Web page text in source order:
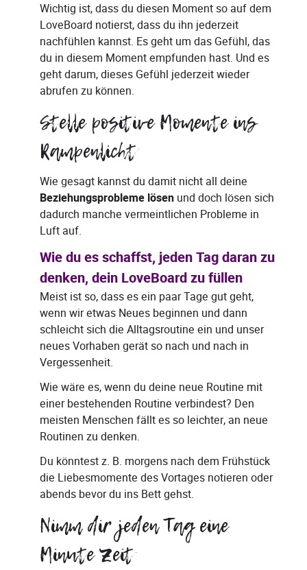
Wichtig ist, dass du diesen Moment so auf dem
LoveBoard notierst, dass du ihn jederzeit
nachfühlen kannst. Es geht um das Gefühl, das
du in diesem Moment empfunden hast. Und es
geht darum, dieses Gefühl jederzeit wieder
abrufen zu können.
Stelle positive Momente ins
Rampenlicht
Wie gesagt kannst du damit nicht all deine
Beziehungsprobleme lösen und doch lösen sich
dadurch manche vermeintlichen Probleme in
Luft auf.
Wie du es schaffst, jeden Tag daran zu
denken, dein LoveBoard zu füllen
Meist ist so, dass es ein paar Tage gut geht,
wenn wir etwas Neues beginnen und dann
schleicht sich die Alltagsroutine ein und unser
neues Vorhaben gerät so nach und nach in
Vergessenheit.
Wie wäre es, wenn du deine neue Routine mit
einer bestehenden Routine verbindest? Den
meisten Menschen fällt es so leichter, an neue
Routinen zu denken.
Du könntest z. B. morgens nach dem Frühstück
die Liebesmomente des Vortages notieren oder
abends bevor du ins Bett gehst.
Nimm dir jeden Tag eine
Minute Zeit